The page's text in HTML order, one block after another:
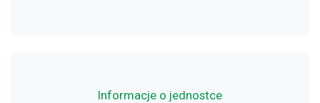
Informacje o jednostce